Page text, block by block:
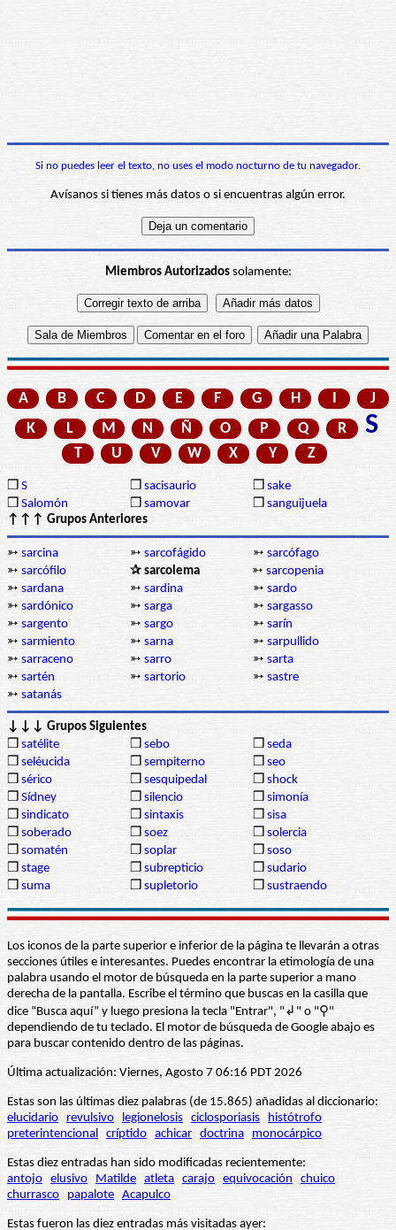
Si no puedes leer el texto, no uses el modo nocturno de tu navegador.
Avísanos si tienes más datos o si encuentras algún error.
Miembros Autorizadossolamente:
A B C D E F G H I
J
K
L M N Ñ O P Q R S
T U V W X Y Z
❒ S ❒ sacisaurio ❒ sake
❒ Salomón ❒ samovar ❒ sanguijuela
↑↑↑ Grupos Anteriores
➳ sarcina ➳ sarcofágido ➳ sarcófago
➳ sarcófilo ✰ sarcolema ➳ sarcopenia
➳ sardana ➳ sardina ➳ sardo
➳ sardónico ➳ sarga ➳ sargasso
➳ sargento ➳ sargo ➳ sarín
➳ sarmiento ➳ sarna ➳ sarpullido
➳ sarraceno ➳ sarro ➳ sarta
➳ sartén ➳ sartorio ➳ sastre
➳ satanás
↓↓↓ Grupos Siguientes
❒ satélite ❒ sebo ❒ seda
❒ seléucida ❒ sempiterno ❒ seo
❒ sérico ❒ sesquipedal ❒ shock
❒ Sídney ❒ silencio ❒ simonía
❒ sindicato ❒ sintaxis ❒ sisa
❒ soberado ❒ soez ❒ solercia
❒ somatén ❒ soplar ❒ soso
❒ stage ❒ subrepticio ❒ sudario
❒ suma ❒ supletorio ❒ sustraendo
Los iconos de la parte superior e inferior de la página te llevarán a otras
secciones útiles e interesantes. Puedes encontrar la etimología de una
palabra usando el motor de búsqueda en la parte superior a mano
derecha de la pantalla. Escribe el término que buscas en la casilla que
dice “Busca aquí” y luego presiona la tecla "Entrar", "↲" o "⚲"
dependiendo de tu teclado. El motor de búsqueda de Google abajo es
para buscar contenido dentro de las páginas.
Última actualización: Viernes, Agosto 7 06:16 PDT 2026
Estas son las últimas diez palabras (de 15.865) añadidas al diccionario:
elucidario
revulsivo legionelosis ciclosporiasis
histótrofo
preterintencional críptido achicar doctrina monocárpico
Estas diez entradas han sido modificadas recientemente:
antojo elusivo Matilde atleta carajo equivocación
chuico
churrasco
papalote Acapulco
Estas fueron las diez entradas más visitadas ayer: